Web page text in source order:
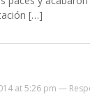
[…]
at 5:26 pm —